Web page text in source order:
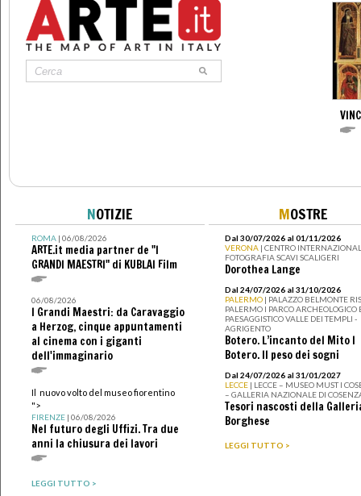
NOTIZIE
ROMA| 06/08/2026
ARTE.it media partner de "I
GRANDI MAESTRI" di KUBLAI Film
06/08/2026
I Grandi Maestri: da Caravaggio
a Herzog, cinque appuntamenti
al cinema con i giganti
dell'immaginario
Il nuovo volto del museo fiorentino
">
FIRENZE| 06/08/2026
Nel futuro degli Uffizi. Tra due
anni la chiusura dei lavori
LEGGI TUTTO >
MOSTRE
Dal 30/07/2026 al 01/11/2026
VERONA | CENTRO
FOTOGRAFIA SCAVI SCALIGERI
Dorothea Lange
Dal 24/07/2026 al 31/10/2026
PALERMO | PALAZZO BELMONTE
PALERMO I PARCO ARCHEOLOGICO
PAESAGGISTICO VALLE DEI TEMPLI -
AGRIGENTO
Botero. L’incanto del Mito I
Botero. Il peso dei sogni
Dal 24/07/2026 al 31/01/2027
LECCE | LECCE – MUSEO MUST I
– GALLERIA NAZIONALE DI
Tesori nascosti della
Borghese
LEGGI TUTTO >